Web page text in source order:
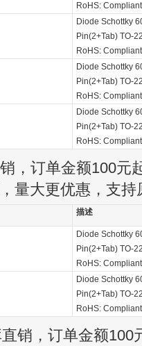
RoHS: Compliant
Diode Schottky
Pin(2+Tab) TO-
RoHS: Compliant
Diode Schottky
Pin(2+Tab) TO-
RoHS: Compliant
Diode Schottky
Pin(2+Tab) TO-
RoHS: Compliant
，订单金额100元
量大更优惠，支持
描述
Diode Schottky
Pin(2+Tab) TO-
RoHS: Compliant
Diode Schottky
Pin(2+Tab) TO-
RoHS: Compliant
销，订单金额100